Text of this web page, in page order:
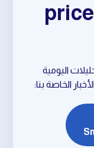
والتوصيات حول price
اليومية